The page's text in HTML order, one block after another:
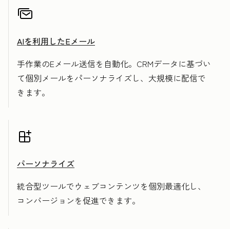
AIを利用したEメール
手作業のEメール送信を自動化。CRMデータに基づい
て個別メールをパーソナライズし、大規模に配信で
きます。
パーソナライズ
統合型ツールでウェブコンテンツを個別最適化し、
コンバージョンを促進できます。